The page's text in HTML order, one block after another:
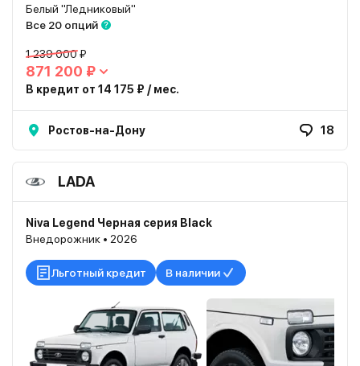
Белый "Ледниковый"
Все 20 опций
1 239 000 ₽
871 200 ₽
В кредит от 14 175 ₽ / мес.
Ростов-на-Дону 18
LADA
Niva Legend Черная серия Black
Внедорожник • 2026
Льготный кредит В наличии